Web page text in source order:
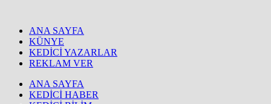
ANA SAYFA
KÜNYE
KEDİCİ YAZARLAR
REKLAM VER
ANA SAYFA
KEDİCİ HABER